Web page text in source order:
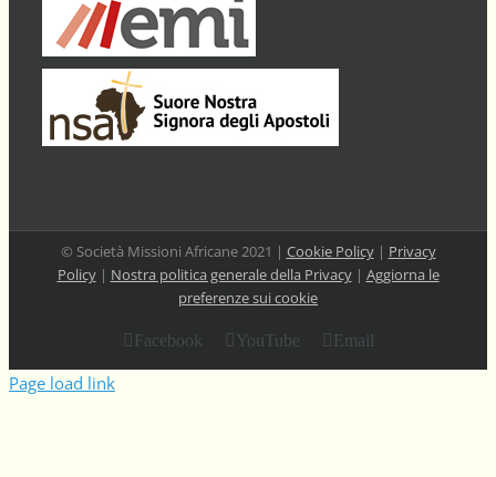
© Società Missioni Africane 2021 | Cookie Policy| Privacy
Policy| Nostra politica generale della Privacy| Aggiorna le
preferenze sui cookie
Facebook YouTube Email
Page load link